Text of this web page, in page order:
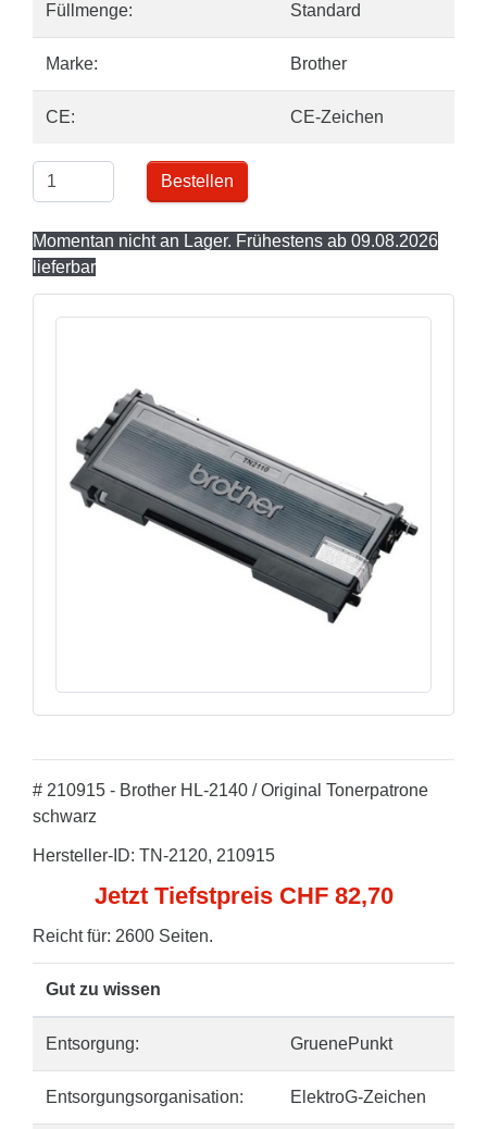
Füllmenge: Standard
Marke: Brother
CE: CE-Zeichen
Bestellen
Momentan nicht an Lager. Frühestens ab 09.08.2026
lieferbar
# 210915 - Brother HL-2140 / Original Tonerpatrone
schwarz
Hersteller-ID: TN-2120, 210915
Jetzt Tiefstpreis CHF 82,70
Reicht für: 2600 Seiten.
Gut zu wissen
Entsorgung: GruenePunkt
Entsorgungsorganisation: ElektroG-Zeichen